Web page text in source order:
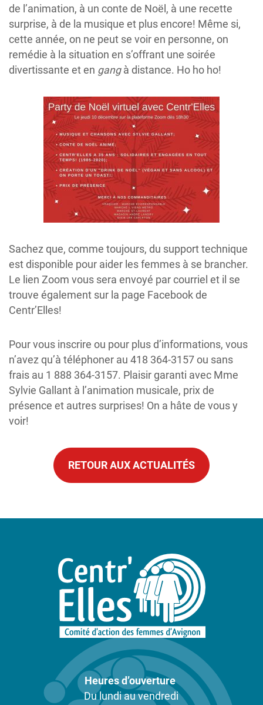
de l’animation, à un conte de Noël, à une recette
surprise, à de la musique et plus encore! Même si,
cette année, on ne peut se voir en personne, on
remédie à la situation en s’offrant une soirée
divertissante et en gangà distance. Ho ho ho!
Sachez que, comme toujours, du support technique
est disponible pour aider les femmes à se brancher.
Le lien Zoom vous sera envoyé par courriel et il se
trouve également sur la page Facebook de
Centr’Elles!
Pour vous inscrire ou pour plus d’informations, vous
n’avez qu’à téléphoner au 418 364-3157 ou sans
frais au 1 888 364-3157. Plaisir garanti avec Mme
Sylvie Gallant à l’animation musicale, prix de
présence et autres surprises! On a hâte de vous y
voir!
RETOUR AUX ACTUALITÉS
Heures d’ouverture
Du lundi au vendredi